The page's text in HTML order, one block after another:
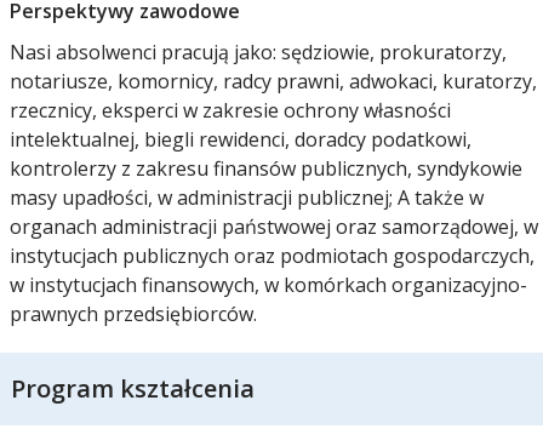
Perspektywy zawodowe
Nasi absolwenci pracują jako: sędziowie, prokuratorzy,
notariusze, komornicy, radcy prawni, adwokaci, kuratorzy,
rzecznicy, eksperci w zakresie ochrony własności
intelektualnej, biegli rewidenci, doradcy podatkowi,
kontrolerzy z zakresu finansów publicznych, syndykowie
masy upadłości, w administracji publicznej; A także w
organach administracji państwowej oraz samorządowej, w
instytucjach publicznych oraz podmiotach gospodarczych,
w instytucjach finansowych, w komórkach organizacyjno-
prawnych przedsiębiorców.
Program kształcenia